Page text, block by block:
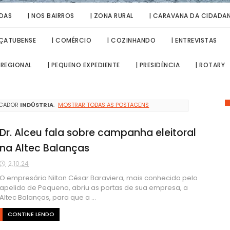
| NOS BAIRROS | ZONA RURAL | CARAVANA DA
| COMÉRCIO | COZINHANDO | ENTREVISTAS
| PEQUENO EXPEDIENTE | PRESIDÊNCIA | ROTARY
INDÚSTRIA. MOSTRAR TODAS AS POSTAGENS
Dr. Alceu fala sobre campanha eleitoral
na Altec Balanças
2.10.24
O empresário Nilton César Baraviera, mais conhecido pelo
apelido de Pequeno, abriu as portas de sua empresa, a
Altec Balanças, para que a ...
CONTINE LENDO